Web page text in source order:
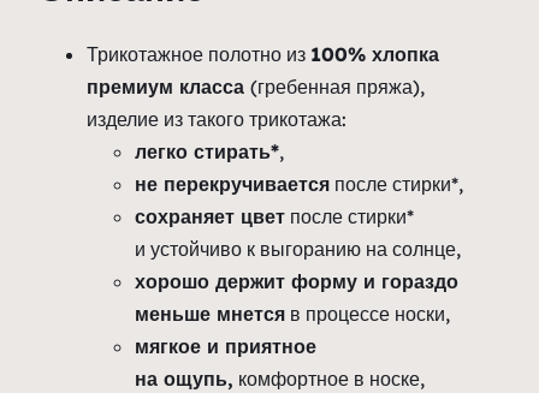
Трикотажное полотно из 100% хлопка
премиум класса (гребенная пряжа),
изделие из такого трикотажа:
легко стирать*,
не перекручивается после стирки*,
сохраняет цвет после стирки*
и устойчиво к выгоранию на солнце,
хорошо держит форму и гораздо
меньше мнется в процессе носки,
мягкое и приятное
на ощупь, комфортное в носке,